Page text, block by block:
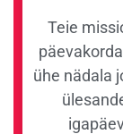
Teie
ühe nädala